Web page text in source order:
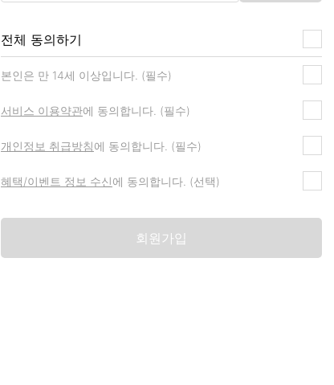
전체 동의하기
본인은 만 14세 이상입니다. (필수)
서비스 이용약관에 동의합니다. (필수)
개인정보 취급방침에 동의합니다. (필수)
혜택/이벤트 정보 수신에 동의합니다. (선택)
회원가입